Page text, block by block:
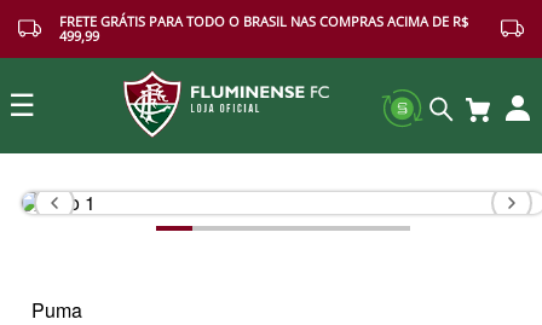
FRETE GRÁTIS PARA TODO O BRASIL NAS COMPRAS ACIMA DE R$
499,99
☰
Buscar
Puma